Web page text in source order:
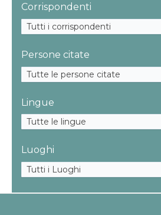
Corrispondenti
Tutti i corrispondenti
Persone citate
Tutte le persone citate
Lingue
Tutte le lingue
Luoghi
Tutti i Luoghi